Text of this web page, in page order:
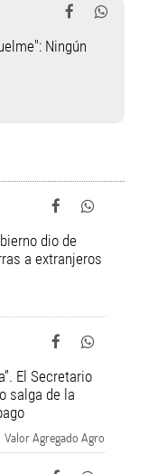
Ningún
dio de
a extranjeros
El Secretario
salga de la
Valor Agregado Agro